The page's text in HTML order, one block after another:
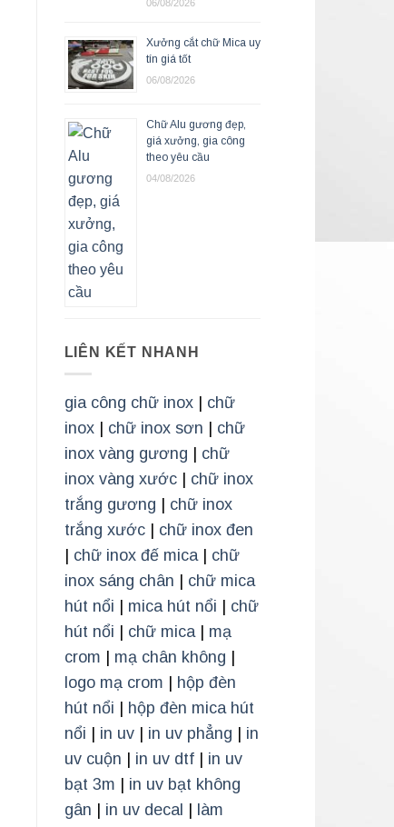
06/08/2026
Xưởng cắt chữ Mica uy
tín giá tốt
06/08/2026
Chữ Alu gương đẹp,
giá xưởng, gia công
theo yêu cầu
04/08/2026
LIÊN KẾT NHANH
gia công chữ inox| chữ
inox| chữ inox sơn
chữ
inox vàng gương
chữ
inox vàng xước| chữ inox
trắng gương
chữ inox
trắng xước| chữ inox đen
chữ inox đế mica| chữ
inox sáng chân
chữ mica
hút nổi
mica hút nổi
chữ
hút nổi
chữ mica| mạ
crom
mạ chân không
logo mạ crom
hộp đèn
hút nổi
hộp đèn mica hút
nổi
in uv| in uv phẳng
in
uv cuộn
in uv dtf| in uv
bạt 3m
in uv bạt không
gân
in uv decal
làm